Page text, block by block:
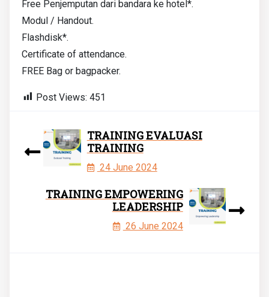
Free Penjemputan dari bandara ke hotel*.
Modul / Handout.
Flashdisk*.
Certificate of attendance.
FREE Bag or bagpacker.
Post Views: 451
TRAINING EVALUASI
TRAINING
24 June 2024
TRAINING EMPOWERING
LEADERSHIP
26 June 2024